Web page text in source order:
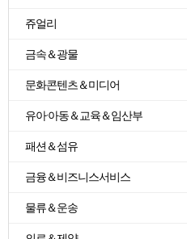
쥬얼리
금속＆광물
문화콘텐츠＆미디어
유아·아동＆교육＆임산부
패션＆섬유
금융＆비즈니스서비스
물류＆운송